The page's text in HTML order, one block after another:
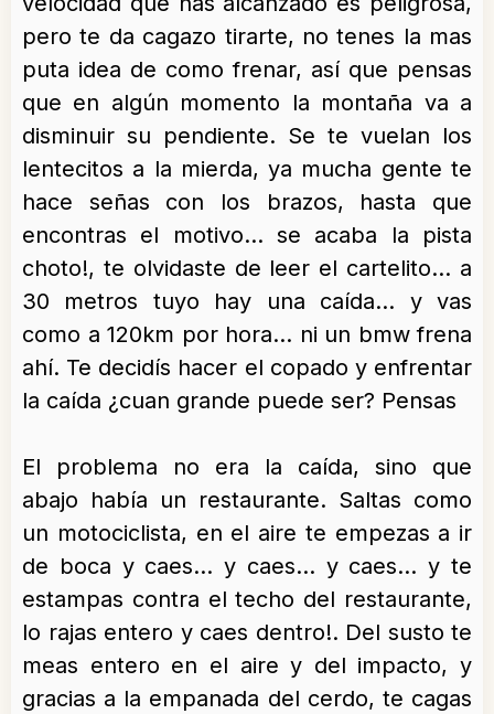
pero te da cagazo tirarte, no tenes la mas
puta idea de como frenar, así que pensas
que en algún momento la montaña va a
disminuir su pendiente. Se te vuelan los
lentecitos a la mierda, ya mucha gente te
hace señas con los brazos, hasta que
encontras el motivo… se acaba la pista
choto!, te olvidaste de leer el cartelito… a
30 metros tuyo hay una caída… y vas
como a 120km por hora… ni un bmw frena
ahí. Te decidís hacer el copado y enfrentar
la caída ¿cuan grande puede ser? Pensas
El problema no era la caída, sino que
abajo había un restaurante. Saltas como
un motociclista, en el aire te empezas a ir
de boca y caes… y caes… y caes… y te
estampas contra el techo del restaurante,
lo rajas entero y caes dentro!. Del susto te
meas entero en el aire y del impacto, y
gracias a la empanada del cerdo, te cagas